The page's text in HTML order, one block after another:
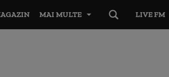
LIVE FM
MAI MULTE